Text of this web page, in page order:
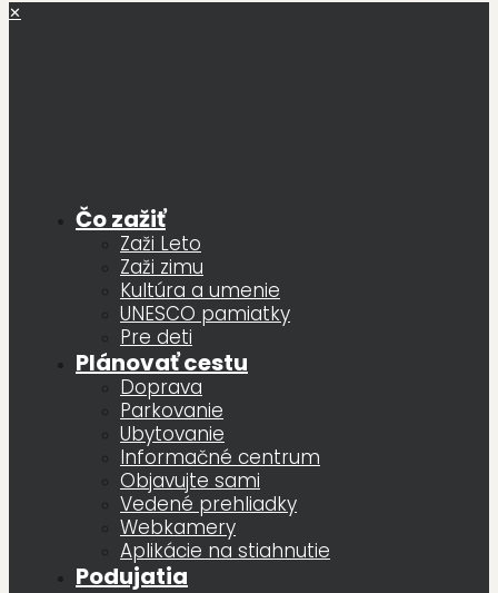
✕
Čo zažiť
Zaži Leto
Zaži zimu
Kultúra a umenie
UNESCO pamiatky
Pre deti
Plánovať cestu
Doprava
Parkovanie
Ubytovanie
Informačné centrum
Objavujte sami
Vedené prehliadky
Webkamery
Aplikácie na stiahnutie
Podujatia